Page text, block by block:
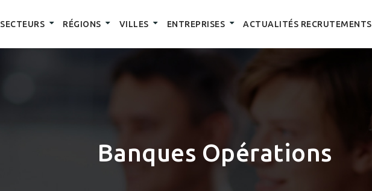
SECTEURS RÉGIONS VILLES ENTREPRISES ACTUALITÉS RECRUTEMENTS
Banques Opérations